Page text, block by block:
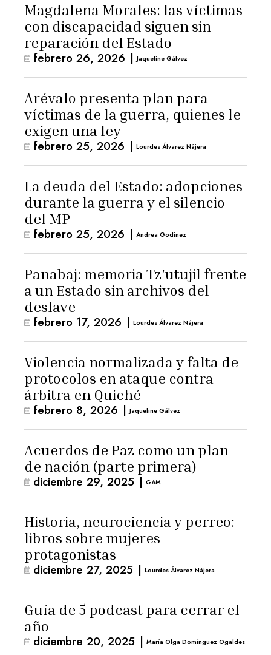
Magdalena Morales: las víctimas
con discapacidad siguen sin
reparación del Estado
febrero 26, 2026 | Jaqueline Gálvez
Arévalo presenta plan para
víctimas de la guerra, quienes le
exigen una ley
febrero 25, 2026 | Lourdes Álvarez Nájera
La deuda del Estado: adopciones
durante la guerra y el silencio
del MP
febrero 25, 2026 | Andrea Godínez
Panabaj: memoria Tz’utujil frente
a un Estado sin archivos del
deslave
febrero 17, 2026 | Lourdes Álvarez Nájera
Violencia normalizada y falta de
protocolos en ataque contra
árbitra en Quiché
febrero 8, 2026 | Jaqueline Gálvez
Acuerdos de Paz como un plan
de nación (parte primera)
diciembre 29, 2025 | GAM
Historia, neurociencia y perreo:
libros sobre mujeres
protagonistas
diciembre 27, 2025 | Lourdes Álvarez Nájera
Guía de 5 podcast para cerrar el
año
diciembre 20, 2025 | María Olga Domínguez Ogaldes